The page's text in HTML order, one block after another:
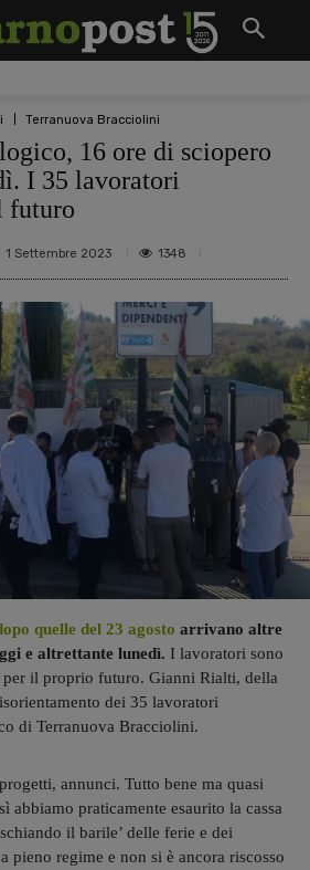
Terranuova Bracciolini
16 ore di sciopero
I 35 lavoratori
futuro
1 Settembre 2023 1348
quelle del 23 agosto arrivano altre
e altrettante lunedì. I lavoratori sono
per il proprio futuro. Gianni Rialti, della
dei 35 lavoratori
di Terranuova Bracciolini.
annunci. Tutto bene ma quasi
abbiamo praticamente esaurito la cassa
il barile’ delle ferie e dei
pieno regime e non si è ancora riscosso